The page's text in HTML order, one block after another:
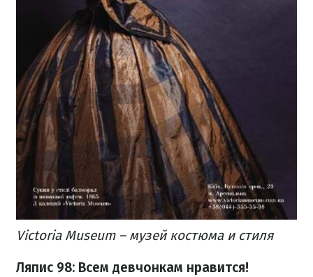
Victoria Museum – музей костюма и стиля
Ляпис 98: Всем девчонкам нравится!